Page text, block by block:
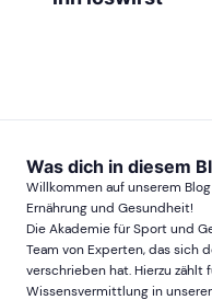
Was dich in diesem
Willkommen auf unserem
Ernährung und Gesundheit!
Die Akademie für Sport und
Team von Experten, das sich
verschrieben hat. Hierzu
Wissensvermittlung in